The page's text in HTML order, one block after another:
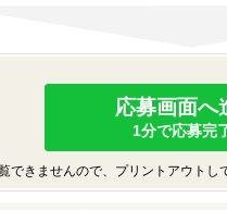
応募画面へ
1分で応募完
きませんので、プリントアウトし